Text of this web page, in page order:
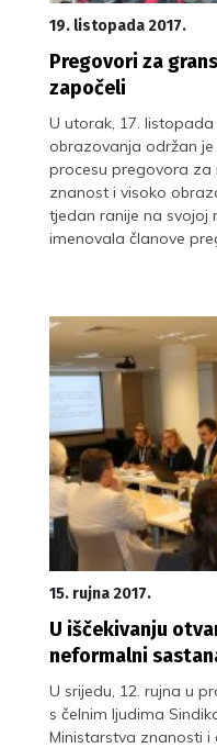
19. listopada 2017.
Pregovori za
započeli
U utorak, 17.
obrazovanja održan je
procesu pregovora za
znanost i visoko
tjedan ranije na svojoj
imenovala članove
15. rujna 2017.
U iščekivanju
neformalni
U srijedu, 12. rujna u
s čelnim ljudima
Ministarstva znanosti